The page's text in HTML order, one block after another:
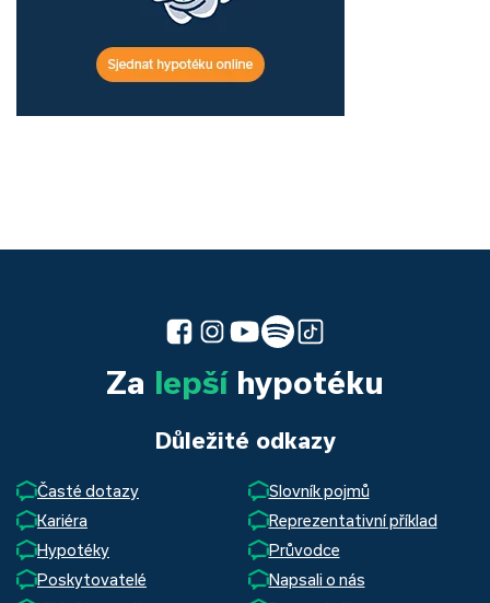
Za lepšíhypotéku
Důležité odkazy
Časté dotazy
Slovník pojmů
Kariéra
Reprezentativní příklad
Hypotéky
Průvodce
Poskytovatelé
Napsali o nás